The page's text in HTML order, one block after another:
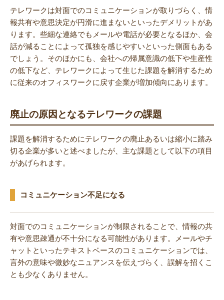
テレワークは対面でのコミュニケーションが取りづらく、情
報共有や意思決定が円滑に進まないといったデメリットがあ
ります。些細な連絡でもメールや電話が必要となるほか、会
話が減ることによって孤独を感じやすいといった側面もある
でしょう。そのほかにも、会社への帰属意識の低下や生産性
の低下など、テレワークによって生じた課題を解消するため
に従来のオフィスワークに戻す企業が増加傾向にあります。
廃止の原因となるテレワークの課題
課題を解消するためにテレワークの廃止あるいは縮小に踏み
切る企業が多いと述べましたが、主な課題として以下の項目
があげられます。
コミュニケーション不足になる
対面でのコミュニケーションが制限されることで、情報の共
有や意思疎通が不十分になる可能性があります。メールやチ
ャットといったテキストベースのコミュニケーションでは、
言外の意味や微妙なニュアンスを伝えづらく、誤解を招くこ
とも少なくありません。